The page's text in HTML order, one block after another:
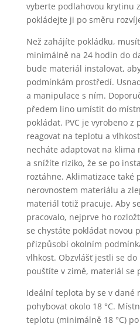
vyberte podlahovou krytinu
pokládejte ji po směru
Než zahájíte pokládku,
minimálně na 24 hodin do
bude materiál instalovat,
podmínkám prostředí.
a manipulace s ním.
předem lino umístit do
pokládat. PVC je vyrobeno
reagovat na teplotu a
necháte adaptovat na
a snížíte riziko, že se po
roztáhne. Aklimatizace také
nerovnostem materiálu a
materiál totiž pracuje. Aby
pracovalo, nejprve ho
se chystáte pokládat novou
přizpůsobí okolním
vlhkost. Obzvlášť jestli se
pouštíte v zimě, materiál se
Ideální teplota by se v dané
pohybovat okolo 18 °C.
teplotu (minimálně 18 °C)